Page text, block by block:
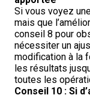
Si vous voyez
mais que
conseil 8 pour
nécessiter un
modification à la
les résultats
toutes les
Conseil 10 : Si